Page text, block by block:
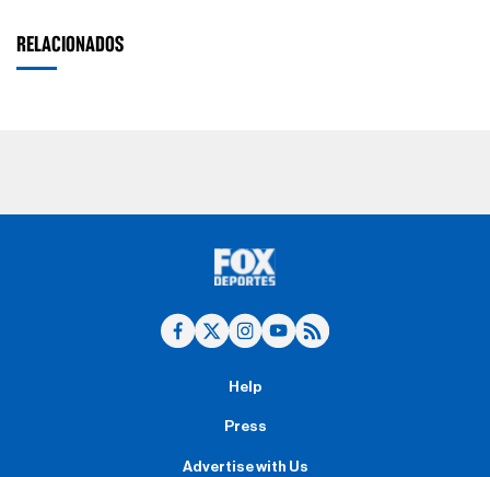
RELACIONADOS
Help
Press
Advertise with Us